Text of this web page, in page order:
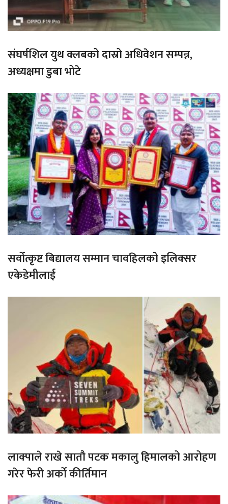
संघर्षशिल युथ क्लबको दास्रो अधिवेशन सम्पन्न,
अध्यक्षमा डुबा भोटे
सर्वोत्कृष्ट बिद्यालय सम्मान चावहिलको इलिक्सर
एकेडेमीलाई
लाक्पाले राखे सातौ पटक मकालु हिमालको आरोहण
गरेर फेरी अर्को कीर्तिमान